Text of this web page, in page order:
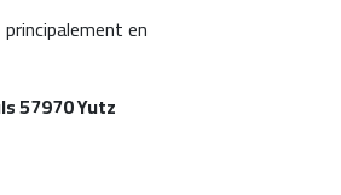
en
57970 Yutz